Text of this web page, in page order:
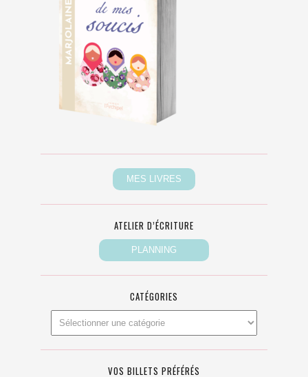
ATELIER D’ÉCRITURE
CATÉGORIES
VOS BILLETS PRÉFÉRÉS